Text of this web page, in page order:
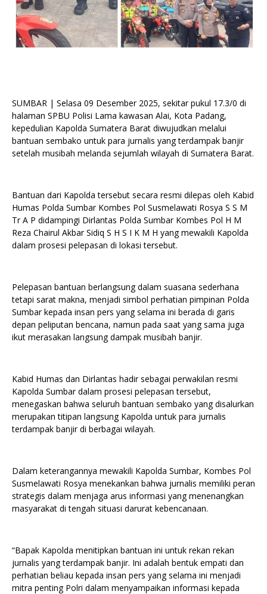
SUMBAR | Selasa 09 Desember 2025, sekitar pukul 17.3/0 di
halaman SPBU Polisi Lama kawasan Alai, Kota Padang,
kepedulian Kapolda Sumatera Barat diwujudkan melalui
bantuan sembako untuk para jurnalis yang terdampak banjir
setelah musibah melanda sejumlah wilayah di Sumatera Barat.
Bantuan dari Kapolda tersebut secara resmi dilepas oleh Kabid
Humas Polda Sumbar Kombes Pol Susmelawati Rosya S S M
Tr A P didampingi Dirlantas Polda Sumbar Kombes Pol H M
Reza Chairul Akbar Sidiq S H S I K M H yang mewakili Kapolda
dalam prosesi pelepasan di lokasi tersebut.
Pelepasan bantuan berlangsung dalam suasana sederhana
tetapi sarat makna, menjadi simbol perhatian pimpinan Polda
Sumbar kepada insan pers yang selama ini berada di garis
depan peliputan bencana, namun pada saat yang sama juga
ikut merasakan langsung dampak musibah banjir.
Kabid Humas dan Dirlantas hadir sebagai perwakilan resmi
Kapolda Sumbar dalam prosesi pelepasan tersebut,
menegaskan bahwa seluruh bantuan sembako yang disalurkan
merupakan titipan langsung Kapolda untuk para jurnalis
terdampak banjir di berbagai wilayah.
Dalam keterangannya mewakili Kapolda Sumbar, Kombes Pol
Susmelawati Rosya menekankan bahwa jurnalis memiliki peran
strategis dalam menjaga arus informasi yang menenangkan
masyarakat di tengah situasi darurat kebencanaan.
“Bapak Kapolda menitipkan bantuan ini untuk rekan rekan
jurnalis yang terdampak banjir. Ini adalah bentuk empati dan
perhatian beliau kepada insan pers yang selama ini menjadi
mitra penting Polri dalam menyampaikan informasi kepada